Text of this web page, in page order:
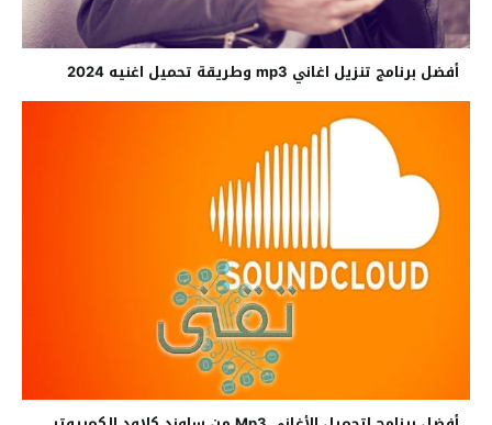
أفضل برنامج تنزيل اغاني mp3 وطريقة تحميل اغنيه 2024